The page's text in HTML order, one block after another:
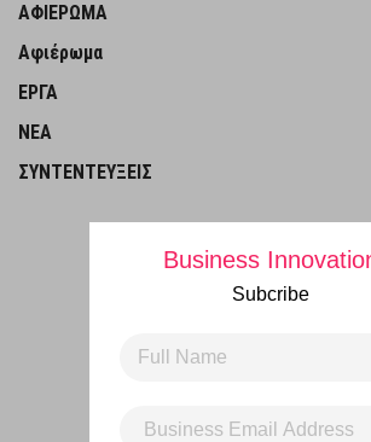
ΑΦΙΕΡΩΜΑ
Αφιέρωμα
ΕΡΓΑ
ΝΕΑ
ΣΥΝΤΕΝΤΕΥΞΕΙΣ
Business
Subcribe